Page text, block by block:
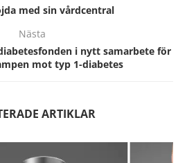
med sin vårdcentral
Nästa
i nytt samarbete för
mot typ 1-diabetes
ARTIKLAR